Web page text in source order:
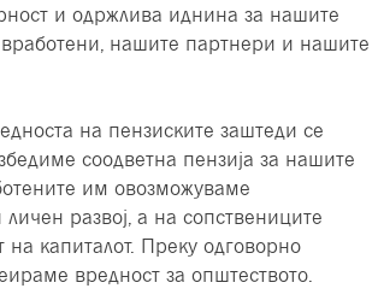
и одржлива иднина за нашите
нашите партнери и нашите
на пензиските заштеди се
соодветна пензија за нашите
им овозможуваме
развој, а на сопствениците
на капиталот. Преку одговорно
вредност за општеството.